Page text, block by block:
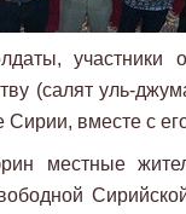
участники
(салят уль-
вместе с
местные